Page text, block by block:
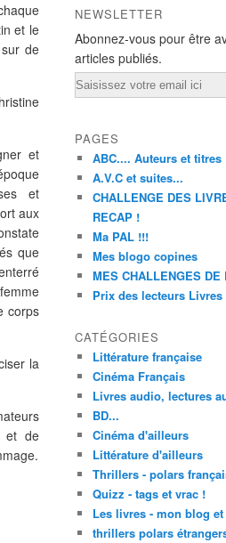
et le
de
et
et
aux
que
corps
la
et de
NEWSLETTER
Abonnez-vous pour être
articles publiés.
Email
PAGES
ABC.... Auteurs et titres
A.V.C et suites...
CHALLENGE DES
RECAP !
Ma PAL !!!
Mes blogo copines
MES CHALLENGES DE
Prix des lecteurs Livres
CATÉGORIES
Littérature française
Cinéma Français
Livres audio, lectures
BD...
Cinéma d'ailleurs
Littérature d'ailleurs
Thrillers - polars
Quizz - tags et vrac !
Les livres - mon blog
thrillers polars